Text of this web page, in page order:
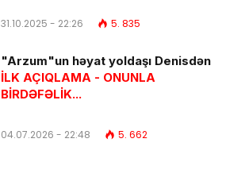
31.10.2025 - 22:26 5. 835
"Arzum"un həyat yoldaşı Denisdən
İLK AÇIQLAMA - ONUNLA
BİRDƏFƏLİK...
04.07.2026 - 22:48 5. 662